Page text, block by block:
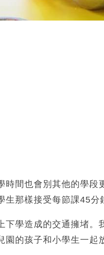
時間也會別其他的學
生那樣接受每節課45分
下學造成的交通擁堵
園的孩子和小學生一起